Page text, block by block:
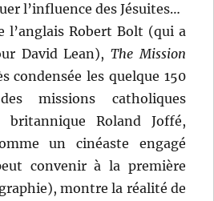
l’influence des Jésuites…
l’anglais Robert Bolt (qui a
David Lean), The Mission
condensée les quelque 150
missions catholiques
Roland Joffé,
un cinéaste engagé
convenir à la première
montre la réalité de